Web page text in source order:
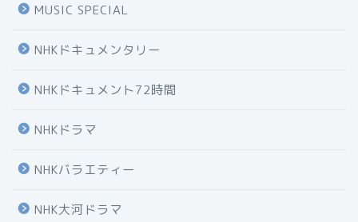
MUSIC SPECIAL
NHKドキュメンタリー
NHKドキュメント72時間
NHKドラマ
NHKバラエティー
NHK大河ドラマ